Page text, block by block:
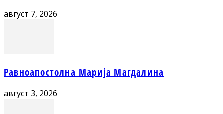
август 7, 2026
Равноапостолна Марија Магдалина
август 3, 2026